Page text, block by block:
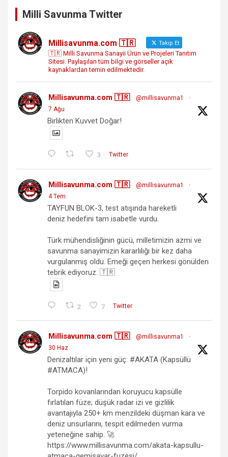
Milli Savunma Twitter
Millisavunma.com 🇹🇷 Takip Et
🇹🇷 Milli Savunma Sanayii Ürün ve Projeleri Tanıtım
Sitesi. Paylaşılan tüm bilgi ve görseller açık
kaynaklardan temin edilmektedir.
Millisavunma.com 🇹🇷 @millisavunma1
·
7 Ağu
Birlikten Kuvvet Doğar!
3 Twitter
Millisavunma.com 🇹🇷 @millisavunma1
·
4 Tem
TAYFUN BLOK-3, test atışında hareketli
deniz hedefini tam isabetle vurdu.
Türk mühendisliğinin gücü, milletimizin azmi ve
savunma sanayimizin kararlılığı bir kez daha
vurgulanmış oldu. Emeği geçen herkesi gönülden
tebrik ediyoruz. 🇹🇷
2 7 Twitter
Millisavunma.com 🇹🇷 @millisavunma1
·
30 Haz
Denizaltılar için yeni güç: #AKATA (Kapsüllü
#ATMACA)!
Torpido kovanlarından koruyucu kapsülle
fırlatılan füze; düşük radar izi ve gizlilik
avantajıyla 250+ km menzildeki düşman kara ve
deniz unsurlarını, tespit edilmeden vurma
yeteneğine sahip. 🚀
https://www.millisavunma.com/akata-kapsullu-